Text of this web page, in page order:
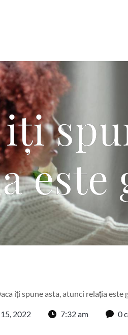
este
iți spune asta, atunci relația este
2022 7:32 am 0